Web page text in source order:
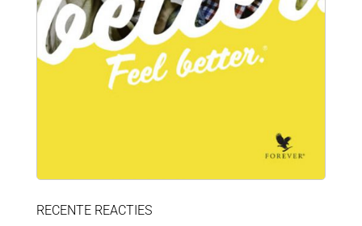
RECENTE REACTIES